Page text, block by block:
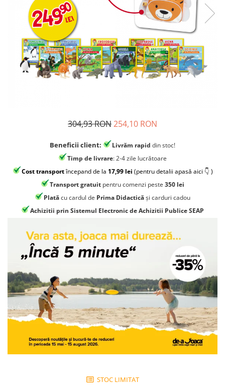
Jocuri experimente stiintifice
Casute copii
Jocuri de rol
Jocuri inteligenta si memorie
Casute papusi
Jocuri si jucarii stiinta
Jocuri de relaxare
Papusi Barbie
Ceasuri copii
Jocuri de cooperare
Jocuri dezvoltarea imaginatiei
Jocuri geografie
Jocuri invatat limba engleza
Jocuri Origami
Jocuri si jucarii educative
Jocuri STEAM
Jucarii interactive
Jucarii muzicale
Jucării ȋndemânare
Masinute si trenulete
Carti metoda Montessori
Carti si culegeri cu exercitii
Cărți educative pentru copii
304,93 RON254,10 RON
Beneficii client: Livrăm rapid din stoc!
Timp de livrare: 2-4 zile lucrătoare
Cost transportîncepand de la 17,99 lei (pentru detalii apasă aici 👇 )
Transport gratuit pentru comenzi peste 350 lei
Platăcu cardul de Prima Didacticăși carduri cadou
Achizitii prin Sistemul Electronic de Achizitii Publice SEAP
STOC LIMITAT